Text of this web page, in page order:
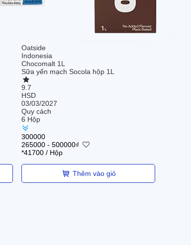
Oatside
Indonesia
Chocomalt 1L
Sữa yến mạch Socola hộp 1L
9.7
HSD
03/03/2027
Quy cách
6 Hộp
300000
265000 -500000₫
*41700 / Hộp
Thêm vào giỏ